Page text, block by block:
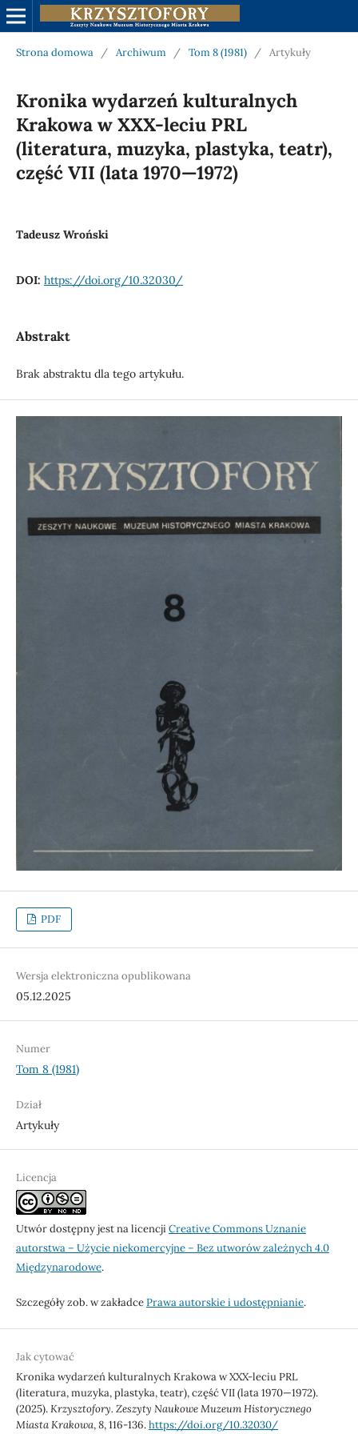
Strona domowa / Archiwum / Tom 8 (1981) / Artykuły
Kronika wydarzeń kulturalnych
Krakowa w XXX-leciu PRL
(literatura, muzyka, plastyka, teatr),
część VII (lata 1970—1972)
Tadeusz Wroński
DOI: https://doi.org/10.32030/
Abstrakt
Brak abstraktu dla tego artykułu.
PDF
Wersja elektroniczna opublikowana
05.12.2025
Numer
Tom 8 (1981)
Dział
Artykuły
Licencja
Utwór dostępny jest na licencjiCreative Commons Uznanie
autorstwa – Użycie niekomercyjne – Bez utworów zależnych 4.0
Międzynarodowe.
Szczegóły zob. w zakładcePrawa autorskie i udostępnianie.
Jak cytować
Kronika wydarzeń kulturalnych Krakowa w XXX-leciu PRL
(literatura, muzyka, plastyka, teatr), część VII (lata 1970—1972).
(2025).Krzysztofory. Zeszyty Naukowe Muzeum Historycznego
Miasta Krakowa,8, 116-136.https://doi.org/10.32030/